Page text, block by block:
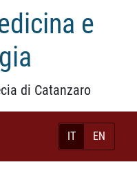
e
di Catanzaro
IT EN